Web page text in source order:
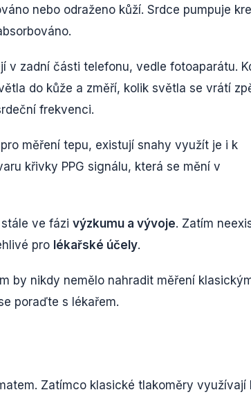
nebo odraženo kůží. Srdce pumpuje
v zadní části telefonu, vedle fotoaparátu.
do kůže a změří, kolik světla se vrátí
frekvenci.
měření tepu, existují snahy využít je i k
křivky PPG signálu, která se mění v
ve fázi výzkumu a vývoje. Zatím
pro lékařské účely.
by nikdy nemělo nahradit měření
poraďte s lékařem.
Zatímco klasické tlakoměry využívají